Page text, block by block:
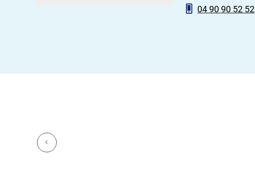
04 90 90 52 52